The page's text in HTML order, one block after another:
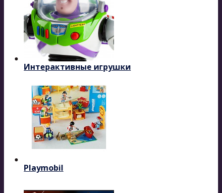
Интерактивные игрушки
Playmobil